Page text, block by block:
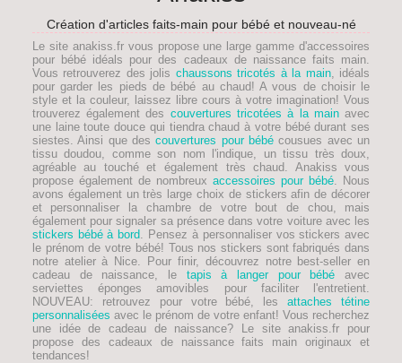
Création d'articles faits-main pour bébé et nouveau-né
Le site anakiss.fr vous propose une large gamme d'accessoires
pour bébé idéals pour des cadeaux de naissance faits main
Vous retrouverez des jolis chaussons tricotés à la main, idéals
pour garder les pieds de bébé au chaud! A vous de choisir le
style et la couleur, laissez libre cours à votre imagination! Vous
trouverez également des couvertures tricotées à la mainavec
une laine toute douce qui tiendra chaud à votre bébé durant ses
siestes. Ainsi que descouvertures pour bébé cousues avec un
tissu doudou, comme son nom l'indique, un tissu très doux,
agréable au touché et également très chaud. Anakiss vous
propose également de nombreuxaccessoires pour bébé . Nous
avons également un très large choix de stickers afin de décorer
et personnaliser la chambre de votre bout de chou, mais
également pour signaler sa présence dans votre voiture avec les
stickers bébé à bord . Pensez à personnaliser vos stickers avec
le prénom de votre bébé! Tous nos stickers sont fabriqués dans
notre atelier à Nice. Pour finir, découvrez notre best-seller en
cadeau de naissance, le tapis à langer pour bébé avec
serviettes éponges amovibles pour faciliter l'entretient.
NOUVEAU: retrouvez pour votre bébé, lesattaches tétine
personnalisées avec le prénom de votre enfant! Vous recherchez
une idée de cadeau de naissance? Le site anakiss.fr pour
propose des cadeaux de naissance faits main originaux et
tendances!